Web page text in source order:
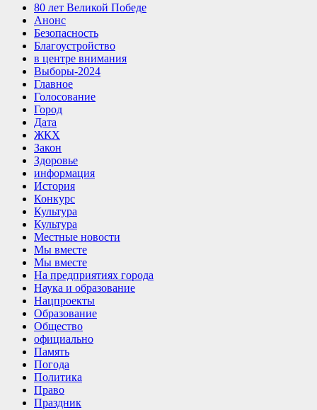
80 лет Великой Победе
Анонс
Безопасность
Благоустройство
в центре внимания
Выборы-2024
Главное
Голосование
Город
Дата
ЖКХ
Закон
Здоровье
информация
История
Конкурс
Культура
Культура
Местные новости
Мы вместе
Мы вместе
На предприятиях города
Наука и образование
Нацпроекты
Образование
Общество
официально
Память
Погода
Политика
Право
Праздник